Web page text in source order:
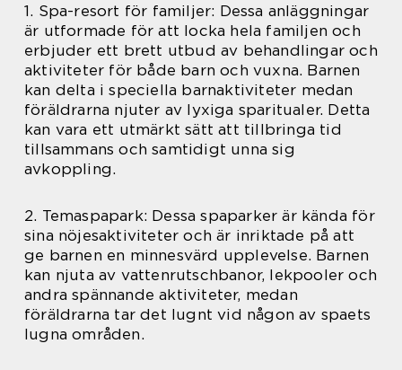
1. Spa-resort för familjer: Dessa anläggningar
är utformade för att locka hela familjen och
erbjuder ett brett utbud av behandlingar och
aktiviteter för både barn och vuxna. Barnen
kan delta i speciella barnaktiviteter medan
föräldrarna njuter av lyxiga sparitualer. Detta
kan vara ett utmärkt sätt att tillbringa tid
tillsammans och samtidigt unna sig
avkoppling.
2. Temaspapark: Dessa spaparker är kända för
sina nöjesaktiviteter och är inriktade på att
ge barnen en minnesvärd upplevelse. Barnen
kan njuta av vattenrutschbanor, lekpooler och
andra spännande aktiviteter, medan
föräldrarna tar det lugnt vid någon av spaets
lugna områden.